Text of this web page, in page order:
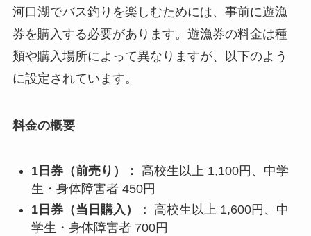
河口湖でバス釣りを楽しむためには、事前に遊漁
券を購入する必要があります。遊漁券の料金は種
類や購入場所によって異なりますが、以下のよう
に設定されています。
料金の概要
1日券（前売り）：
高校生以上 1,100円、中学
生・身体障害者 450円
1日券（当日購入）：
高校生以上 1,600円、中
学生・身体障害者 700円